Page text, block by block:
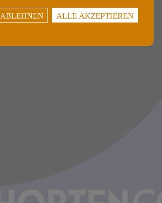
ABLEHNEN ALLE AKZEPTIEREN